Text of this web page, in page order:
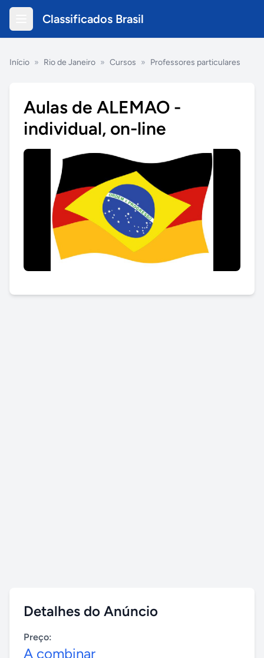
Classificados Brasil
Início » Rio de Janeiro » Cursos » Professores particulares
Aulas de ALEMAO -
individual, on-line
Detalhes do Anúncio
Preço:
A combinar